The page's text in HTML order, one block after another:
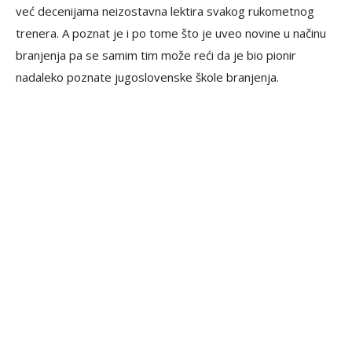
već decenijama neizostavna lektira svakog rukometnog
trenera. A poznat je i po tome što je uveo novine u načinu
branjenja pa se samim tim može reći da je bio pionir
nadaleko poznate jugoslovenske škole branjenja.